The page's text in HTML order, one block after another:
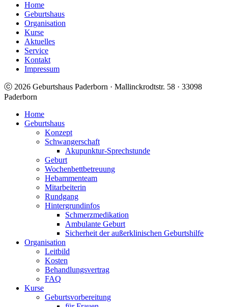
Home
Geburtshaus
Organisation
Kurse
Aktuelles
Service
Kontakt
Impressum
ⓒ 2026 Geburtshaus Paderborn · Mallinckrodtstr. 58 · 33098
Paderborn
Home
Geburtshaus
Konzept
Schwangerschaft
Akupunktur-Sprechstunde
Geburt
Wochenbettbetreuung
Hebammenteam
Mitarbeiterin
Rundgang
Hintergrundinfos
Schmerzmedikation
Ambulante Geburt
Sicherheit der außerklinischen Geburtshilfe
Organisation
Leitbild
Kosten
Behandlungsvertrag
FAQ
Kurse
Geburtsvorbereitung